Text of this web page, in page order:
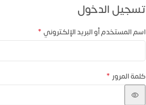
تسجيل الدخول
اسم المستخدم أو البريد الإلكتروني *
كلمة المرور *